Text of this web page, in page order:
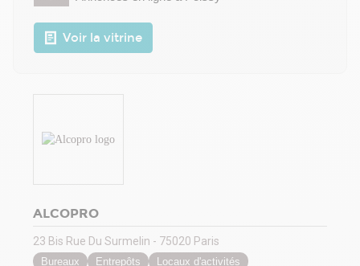
Voir la vitrine
ALCOPRO
23 Bis Rue Du Surmelin - 75020 Paris
Bureaux Entrepôts
Locaux d'activités